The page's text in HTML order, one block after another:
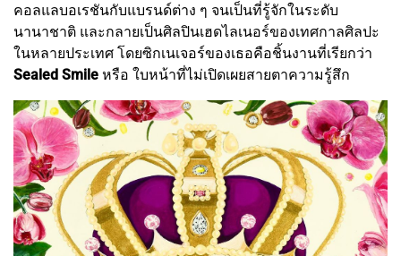
คอลแลบอเรชันกับแบรนด์ต่าง ๆ จนเป็นที่รู้จักในระดับ
นานาชาติ และกลายเป็นศิลปินเฮดไลเนอร์ของเทศกาลศิลปะ
ในหลายประเทศ โดยซิกเนเจอร์ของเธอคือชิ้นงานที่เรียกว่า
Sealed Smile หรือ ใบหน้าที่ไม่เปิดเผยสายตาความรู้สึก